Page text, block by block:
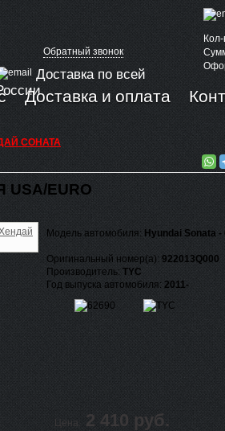
Обратный звонок
Доставка по всей
Доставка и оплата
СОНАТА
EURO
Модель автомобиля: Hyundai Sonata
Оригинальный номер(а): 922013Q000
Производитель: TYC
Год выпуска автомобиля: 2011-
Цена: 2 410 руб.